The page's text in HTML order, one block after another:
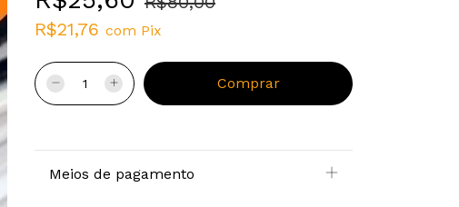
R$21,76 com Pix
Meios de pagamento